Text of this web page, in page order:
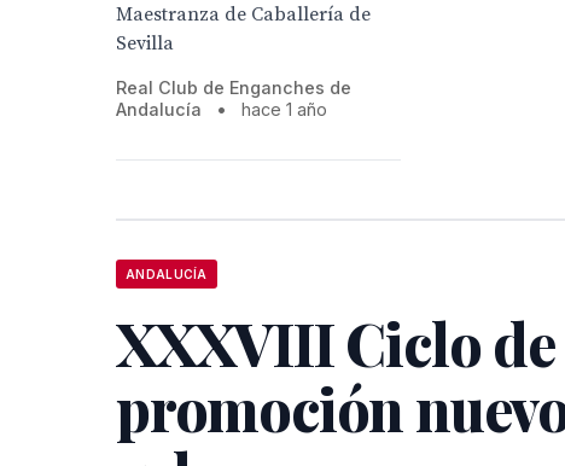
Maestranza de Caballería de
Sevilla
Real Club de Enganches de
Andalucía
• hace 1 año
ANDALUCÍA
XXXVIII Ciclo de
promoción